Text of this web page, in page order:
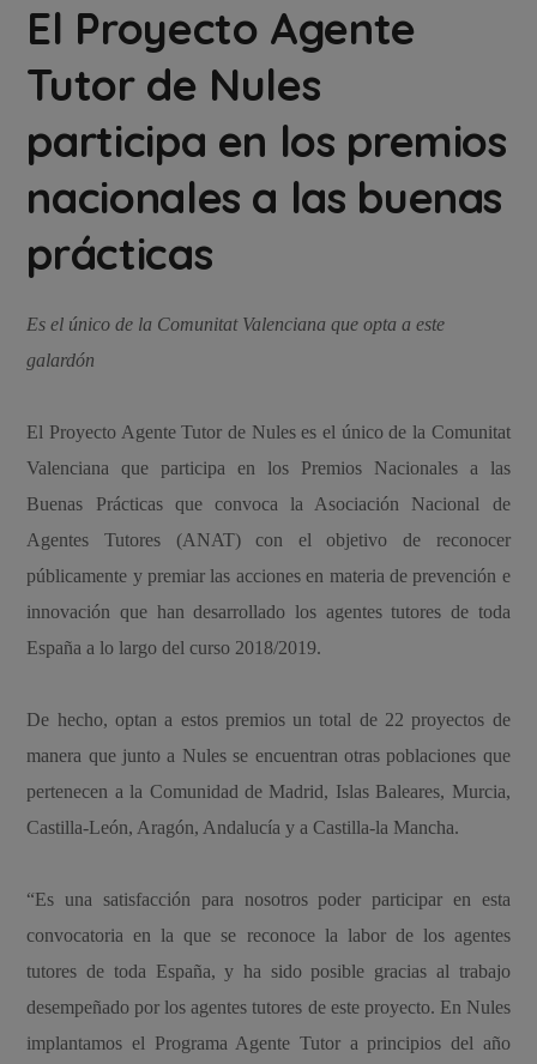
El Proyecto Agente
Tutor de Nules
participa en los premios
nacionales a las buenas
prácticas
Es el único de la Comunitat Valenciana que opta a este
galardón
El Proyecto Agente Tutor de Nules es el único de la Comunitat
Valenciana que participa en los Premios Nacionales a las
Buenas Prácticas que convoca la Asociación Nacional de
Agentes Tutores (ANAT) con el objetivo de reconocer
públicamente y premiar las acciones en materia de prevención e
innovación que han desarrollado los agentes tutores de toda
España a lo largo del curso 2018/2019.
De hecho, optan a estos premios un total de 22 proyectos de
manera que junto a Nules se encuentran otras poblaciones que
pertenecen a la Comunidad de Madrid, Islas Baleares, Murcia,
Castilla-León, Aragón, Andalucía y a Castilla-la Mancha.
“Es una satisfacción para nosotros poder participar en esta
convocatoria en la que se reconoce la labor de los agentes
tutores de toda España, y ha sido posible gracias al trabajo
desempeñado por los agentes tutores de este proyecto. En Nules
implantamos el Programa Agente Tutor a principios del año